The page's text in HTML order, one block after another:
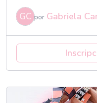
GC por Gabriela